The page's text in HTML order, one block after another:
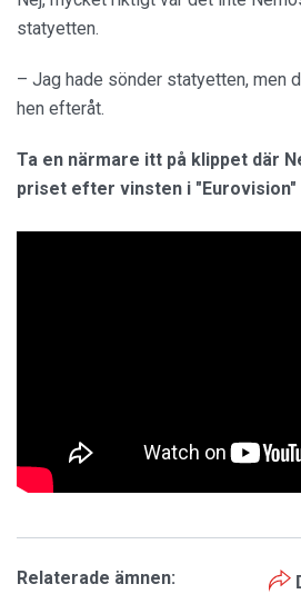
statyetten.
– Jag hade sönder statyetten, men
hen efteråt.
Ta en närmare itt på klippet där
priset efter vinsten i "Eurovision"
Relaterade ämnen: